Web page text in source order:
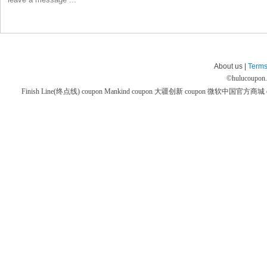
About us |
©
Finish Line(终点线) coupon Mankind coupon 大疆创新 coupon 微软中国官方商城